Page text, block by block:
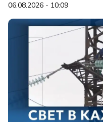
06.08.2026 - 10:09